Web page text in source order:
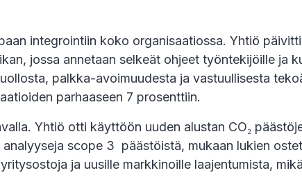
integrointiin koko organisaatiossa. Yhtiö
jossa annetaan selkeät ohjeet työntekijöille ja
palkka-avoimuudesta ja vastuullisesta
parhaaseen 7 prosenttiin.
Yhtiö otti käyttöön uuden alustan CO₂
scope 3 päästöistä, mukaan lukien
ja uusille markkinoille laajentumista,